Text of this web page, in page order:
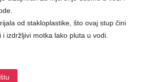
od stakloplastike, što ovaj stup čini
i izdržljivi motka lako pluta u vodi.